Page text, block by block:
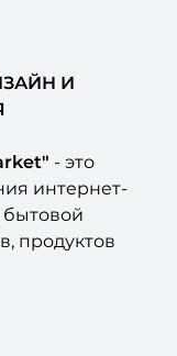
интернет-
продуктов